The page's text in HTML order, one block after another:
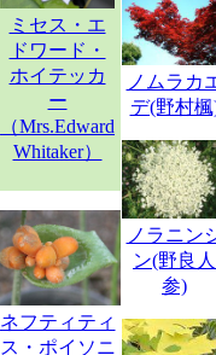
ミセス・エ
ドワード・
ホイテッカ
ー
（Mrs.Edward
Whitaker）
ネフティティ
ス・ポイソニ
ノムラカ
デ(野村楓
ノラニン
ン(野良人
参)